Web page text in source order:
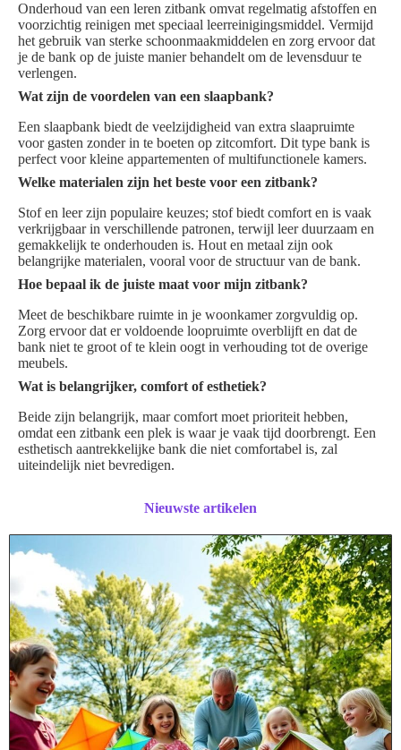
Onderhoud van een leren zitbank omvat regelmatig afstoffen en
voorzichtig reinigen met speciaal leerreinigingsmiddel. Vermijd
het gebruik van sterke schoonmaakmiddelen en zorg ervoor dat
je de bank op de juiste manier behandelt om de levensduur te
verlengen.
Wat zijn de voordelen van een slaapbank?
Een slaapbank biedt de veelzijdigheid van extra slaapruimte
voor gasten zonder in te boeten op zitcomfort. Dit type bank is
perfect voor kleine appartementen of multifunctionele kamers.
Welke materialen zijn het beste voor een zitbank?
Stof en leer zijn populaire keuzes; stof biedt comfort en is vaak
verkrijgbaar in verschillende patronen, terwijl leer duurzaam en
gemakkelijk te onderhouden is. Hout en metaal zijn ook
belangrijke materialen, vooral voor de structuur van de bank.
Hoe bepaal ik de juiste maat voor mijn zitbank?
Meet de beschikbare ruimte in je woonkamer zorgvuldig op.
Zorg ervoor dat er voldoende loopruimte overblijft en dat de
bank niet te groot of te klein oogt in verhouding tot de overige
meubels.
Wat is belangrijker, comfort of esthetiek?
Beide zijn belangrijk, maar comfort moet prioriteit hebben,
omdat een zitbank een plek is waar je vaak tijd doorbrengt. Een
esthetisch aantrekkelijke bank die niet comfortabel is, zal
uiteindelijk niet bevredigen.
Nieuwste artikelen